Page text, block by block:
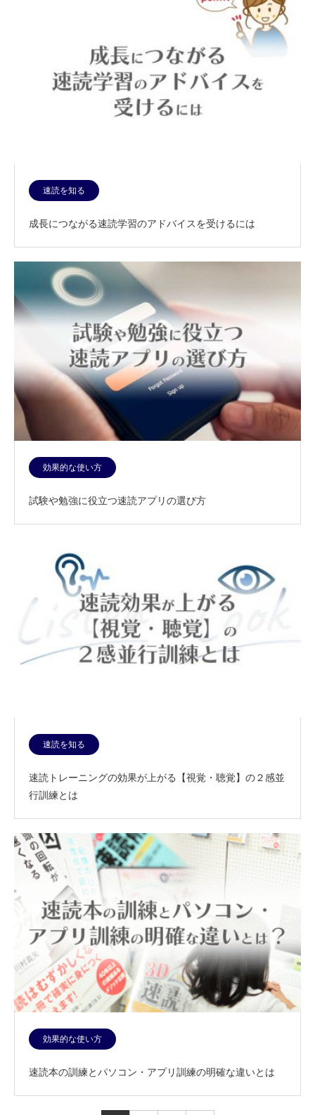
速読を知る
成長につながる速読学習のアドバイスを受けるには
効果的な使い方
試験や勉強に役立つ速読アプリの選び方
速読を知る
速読トレーニングの効果が上がる【視覚・聴覚】の２感並
行訓練とは
効果的な使い方
速読本の訓練とパソコン・アプリ訓練の明確な違いとは